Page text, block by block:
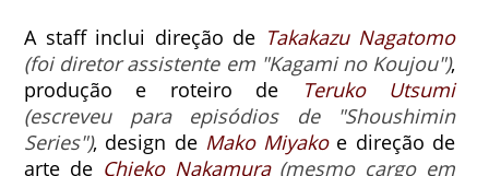
A staff inclui direção de Takakazu Nagatomo
(foi diretor assistente em "Kagami no Koujou"),
produção e roteiro de
Teruko Utsumi
(escreveu para episódios de "Shoushimin
Series"), design de Mako Miyakoe direção de
arte de Chieko Nakamura (mesmo cargo em